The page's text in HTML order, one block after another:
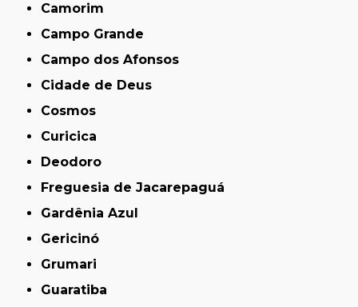
Camorim
Campo Grande
Campo dos Afonsos
Cidade de Deus
Cosmos
Curicica
Deodoro
Freguesia de Jacarepaguá
Gardênia Azul
Gericinó
Grumari
Guaratiba